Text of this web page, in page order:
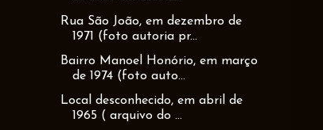
Rua São João, em dezembro de
1971 (foto autoria pr...
Bairro Manoel Honório, em março
de 1974 (foto auto...
Local desconhecido, em abril de
1965 ( arquivo do ...